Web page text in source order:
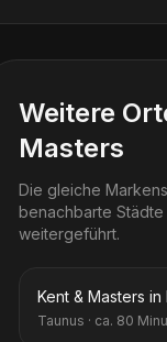
Weitere
Masters
Die gleiche
benachbarte
weitergeführt.
Kent & Masters
Taunus · ca. 80